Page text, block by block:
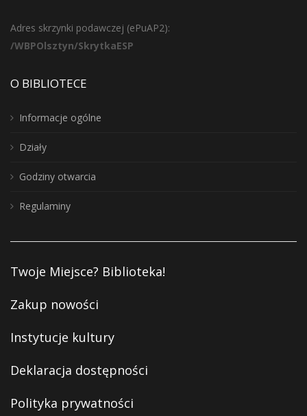
Adres skrzynki podawczej (ePuAP2):
/WBPOlsztyn/SkrytkaESP
O BIBLIOTECE
Informacje ogólne
Działy
Godziny otwarcia
Regulaminy
Twoje Miejsce? Biblioteka!
Zakup nowości
Instytucje kultury
Deklaracja dostępności
Polityka prywatności